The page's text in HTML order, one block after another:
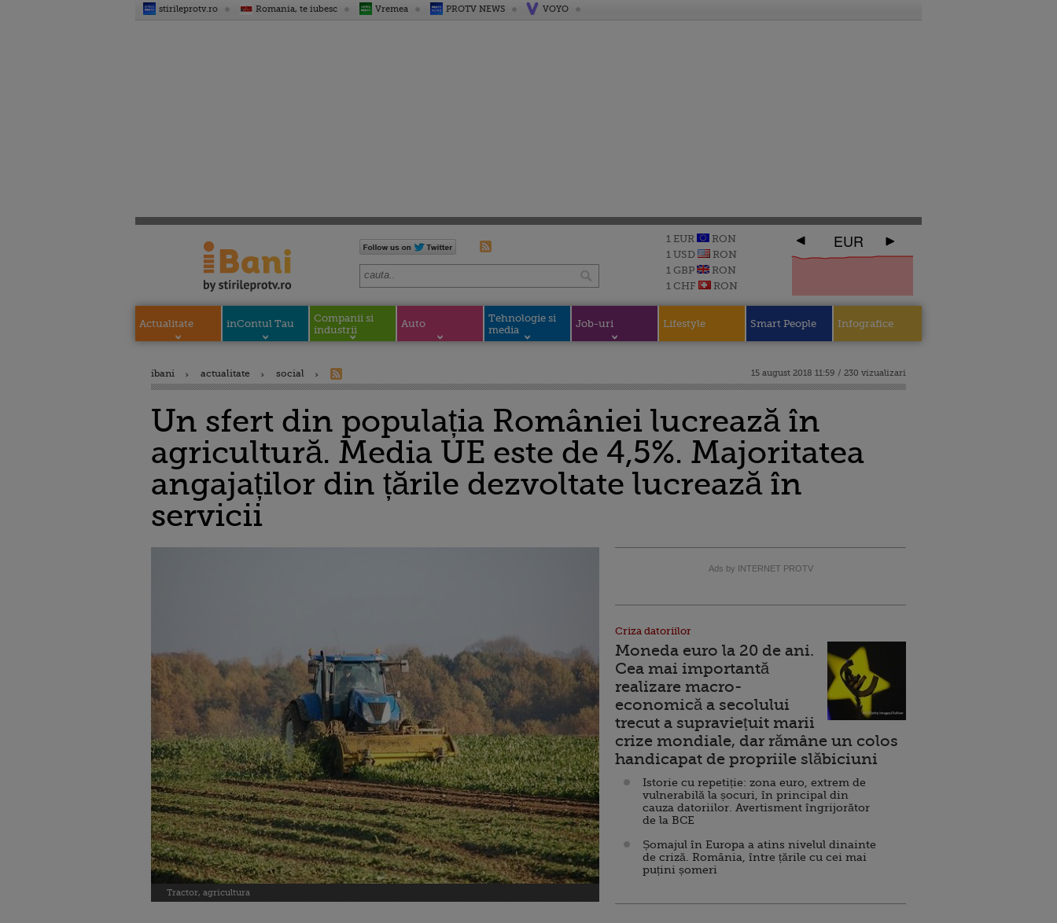
stirileprotv.ro Romania, te iubesc Vremea PROTV NEWS VOYO
1 EUR
RON
1 USD
RON
1 GBP
RON
1 CHF
RON
EUR
Actualitate inContul Tau
Companii si
industrii
Auto
Tehnologie si
media
Job-uri Lifestyle Smart People Infografice
ibani actualitate social 15 august 2018 11:59 / 230 vizualizari
Un sfert din populația României lucrează în
agricultură. Media UE este de 4,5%. Majoritatea
angajaților din țările dezvoltate lucrează în
servicii
Tractor, agricultura
Ads by INTERNET PROTV
Criza datoriilor
Moneda euro la 20 de ani.
Cea mai importantă
realizare macro-
economică a secolului
trecut a supraviețuit marii
crize mondiale, dar rămâne un colos
handicapat de propriile slăbiciuni
Istorie cu repetiție: zona euro, extrem de
vulnerabilă la șocuri, în principal din
cauza datoriilor. Avertisment îngrijorător
de la BCE
Șomajul în Europa a atins nivelul dinainte
de criză. România, între țările cu cei mai
puțini șomeri